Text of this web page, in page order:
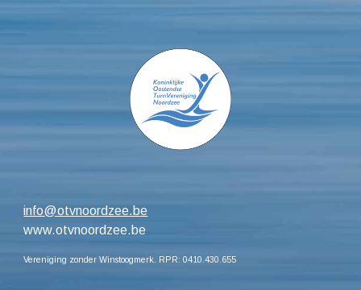
info@otvnoordzee.be
www.otvnoordzee.be
Vereniging zonder Winstoogmerk. RPR: 0410.430.655